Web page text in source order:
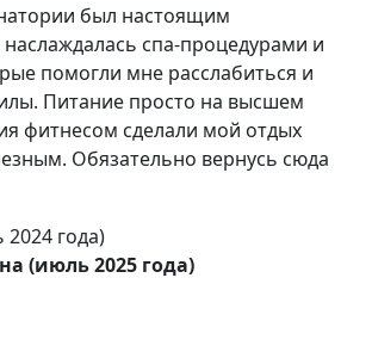
был настоящим
спа-процедурами и
помогли мне расслабиться и
Питание просто на высшем
фитнесом сделали мой отдых
Обязательно вернусь сюда
(июль 2025 года)